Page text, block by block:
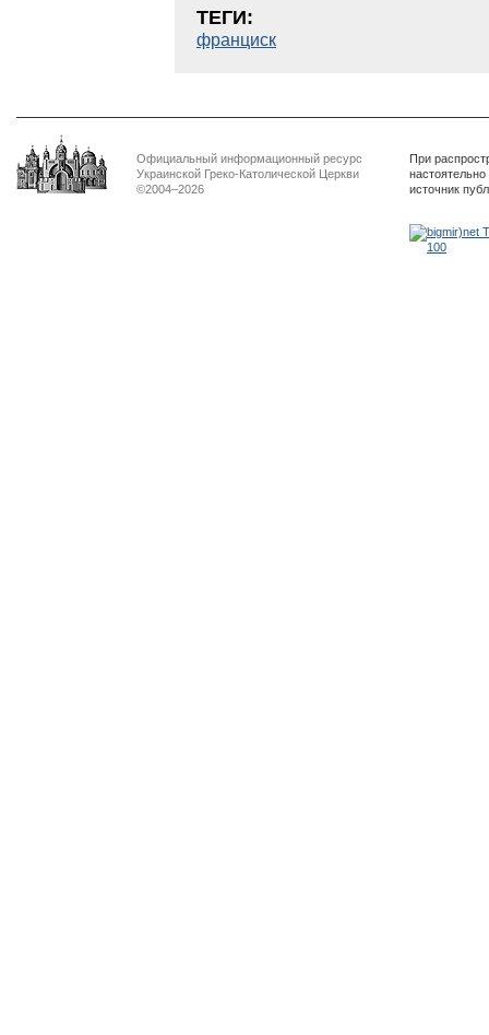
ТЕГИ:
франциск
Официальный информационный ресурс
Украинской Греко-Католической Церкви
©2004–2026
При
источник